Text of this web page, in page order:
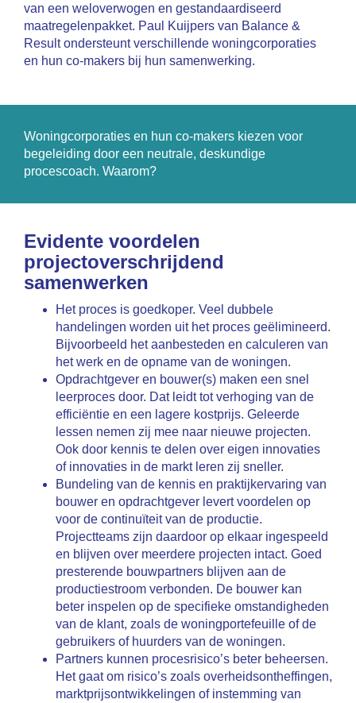
van een weloverwogen en gestandaardiseerd
maatregelenpakket. Paul Kuijpers van Balance &
Result ondersteunt verschillende woningcorporaties
en hun co-makers bij hun samenwerking.
Woningcorporaties en hun co-makers kiezen voor
begeleiding door een neutrale, deskundige
procescoach. Waarom?
Evidente voordelen
projectoverschrijdend
samenwerken
Het proces is goedkoper. Veel dubbele
handelingen worden uit het proces geëlimineerd.
Bijvoorbeeld het aanbesteden en calculeren van
het werk en de opname van de woningen.
Opdrachtgever en bouwer(s) maken een snel
leerproces door. Dat leidt tot verhoging van de
efficiëntie en een lagere kostprijs. Geleerde
lessen nemen zij mee naar nieuwe projecten.
Ook door kennis te delen over eigen innovaties
of innovaties in de markt leren zij sneller.
Bundeling van de kennis en praktijkervaring van
bouwer en opdrachtgever levert voordelen op
voor de continuïteit van de productie.
Projectteams zijn daardoor op elkaar ingespeeld
en blijven over meerdere projecten intact. Goed
presterende bouwpartners blijven aan de
productiestroom verbonden. De bouwer kan
beter inspelen op de specifieke omstandigheden
van de klant, zoals de woningportefeuille of de
gebruikers of huurders van de woningen.
Partners kunnen procesrisico’s beter beheersen.
Het gaat om risico’s zoals overheidsontheffingen,
marktprijsontwikkelingen of instemming van